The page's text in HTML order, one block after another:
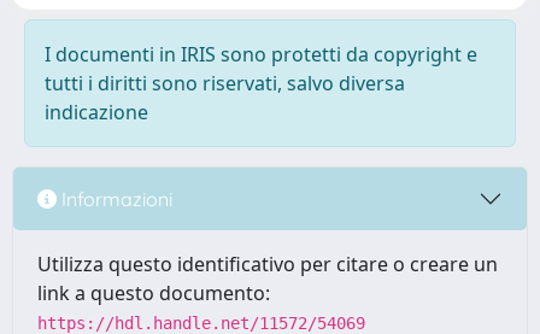
I documenti in IRIS sono protetti da copyright e
tutti i diritti sono riservati, salvo diversa
indicazione
Informazioni
Utilizza questo identificativo per citare o creare un
link a questo documento:
https://hdl.handle.net/11572/54069